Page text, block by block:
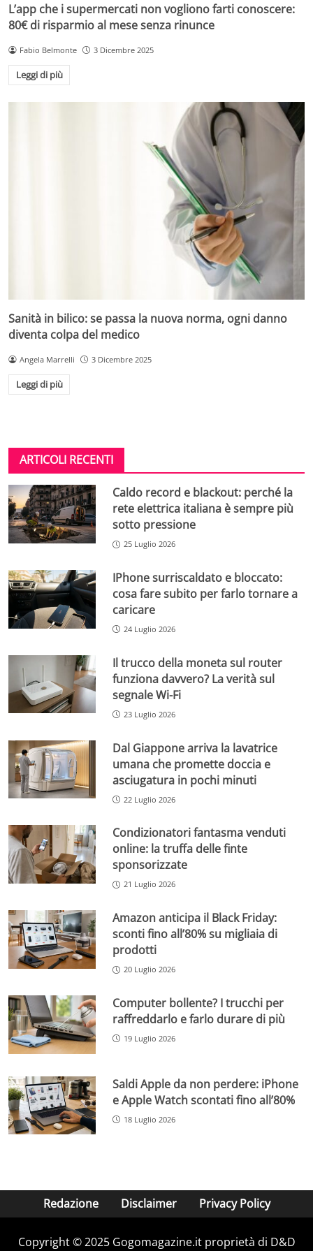
L’app che i supermercati non vogliono farti conoscere:
80€ di risparmio al mese senza rinunce
Fabio Belmonte 3 Dicembre 2025
Leggi di più
Sanità in bilico: se passa la nuova norma, ogni danno
diventa colpa del medico
Angela Marrelli 3 Dicembre 2025
Leggi di più
ARTICOLI RECENTI
Caldo record e blackout: perché la
rete elettrica italiana è sempre più
sotto pressione
25 Luglio 2026
IPhone surriscaldato e bloccato:
cosa fare subito per farlo tornare a
caricare
24 Luglio 2026
Il trucco della moneta sul router
funziona davvero? La verità sul
segnale Wi-Fi
23 Luglio 2026
Dal Giappone arriva la lavatrice
umana che promette doccia e
asciugatura in pochi minuti
22 Luglio 2026
Condizionatori fantasma venduti
online: la truffa delle finte
sponsorizzate
21 Luglio 2026
Amazon anticipa il Black Friday:
sconti fino all’80% su migliaia di
prodotti
20 Luglio 2026
Computer bollente? I trucchi per
raffreddarlo e farlo durare di più
19 Luglio 2026
Saldi Apple da non perdere: iPhone
e Apple Watch scontati fino all’80%
18 Luglio 2026
Redazione Disclaimer Privacy Policy
Copyright © 2025 Gogomagazine.it proprietà di D&D